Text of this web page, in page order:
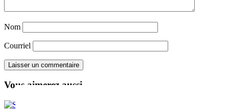
Nom
Courriel
Vous aimerez aussi ...